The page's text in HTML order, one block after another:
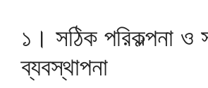
১। সঠিক পরিকল্পনা ও
ব্যবস্থাপনা